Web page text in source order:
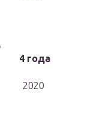
4 года
2020